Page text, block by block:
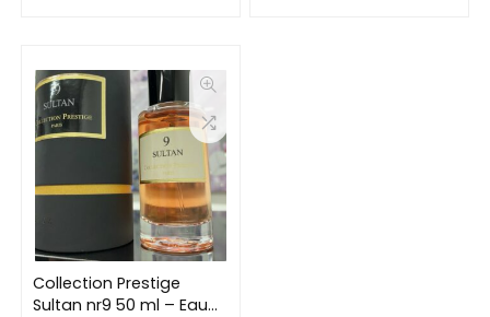
Collection Prestige
Sultan nr9 50 ml – Eau